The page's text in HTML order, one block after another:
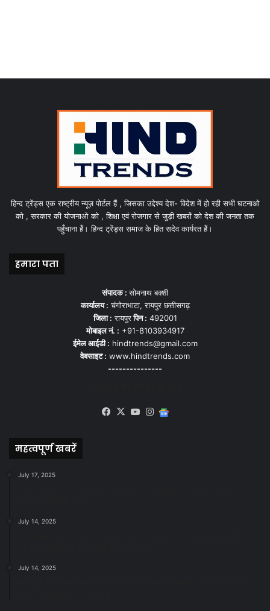
हिन्द ट्रेंड्स एक राष्ट्रीय न्यूज़ पोर्टल हैं , जिसका उद्देश्य देश- विदेश में हो रही सभी घटनाओ
को , सरकार की योजनाओ को , शिक्षा एवं रोजगार से जुड़ी खबरों को देश की जनता तक
पहुँचाना हैं। हिन्द ट्रेंड्स समाज के हित सदेव कार्यरत हैं।
हमारा पता
संपादक :सोमनाथ बक्शी
कार्यालय : चंगोराभाटा, रायपुर छत्तीसगढ़
जिला : रायपुरपिन : 492001
मोबाइल नं. : +91-8103934917
ईमेल आईडी : hindtrends@gmail.com
वेबसाइट : www.hindtrends.com
---------------
Facebook
X YouTubeInstagram
महत्वपूर्ण खबरें
July 17, 2025
July 14, 2025
July 14, 2025